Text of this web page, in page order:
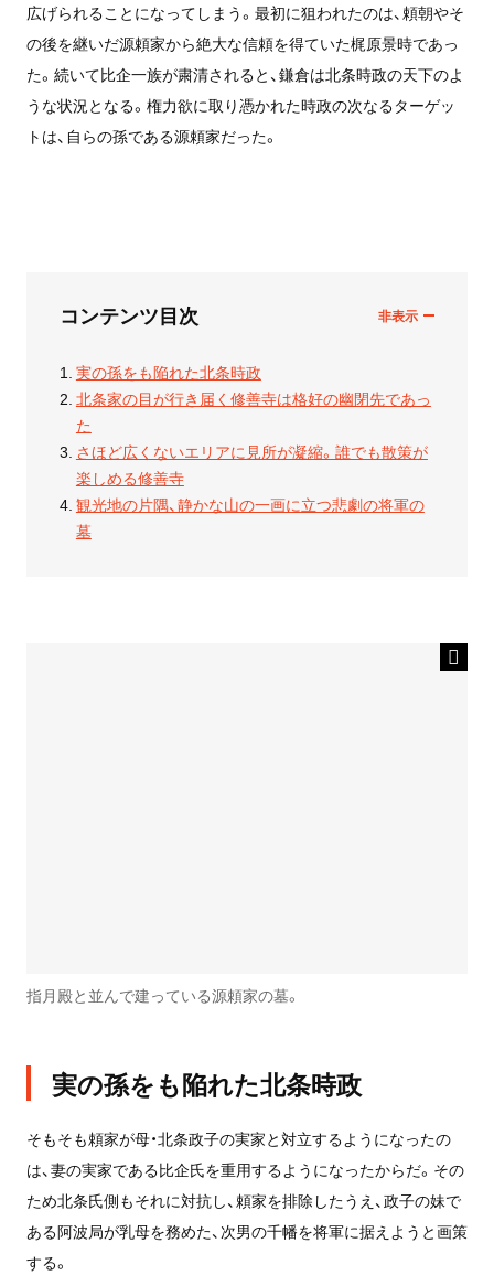
広げられることになってしまう。最初に狙われたのは、頼朝やそ
の後を継いだ源頼家から絶大な信頼を得ていた梶原景時であっ
た。続いて比企一族が粛清されると、鎌倉は北条時政の天下のよ
うな状況となる。権力欲に取り憑かれた時政の次なるターゲッ
トは、自らの孫である源頼家だった。
コンテンツ目次
実の孫をも陥れた北条時政
北条家の目が行き届く修善寺は格好の幽閉先であっ
た
さほど広くないエリアに見所が凝縮。誰でも散策が
楽しめる修善寺
観光地の片隅、静かな山の一画に立つ悲劇の将軍の
墓
指月殿と並んで建っている源頼家の墓。
実の孫をも陥れた北条時政
そもそも頼家が母・北条政子の実家と対立するようになったの
は、妻の実家である比企氏を重用するようになったからだ。その
ため北条氏側もそれに対抗し、頼家を排除したうえ、政子の妹で
ある阿波局が乳母を務めた、次男の千幡を将軍に据えようと画策
する。